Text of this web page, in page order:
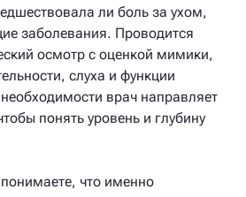
ли боль за ухом,
заболевания. Проводится
осмотр с оценкой мимики,
слуха и функции
врач направляет
понять уровень и глубину
что именно